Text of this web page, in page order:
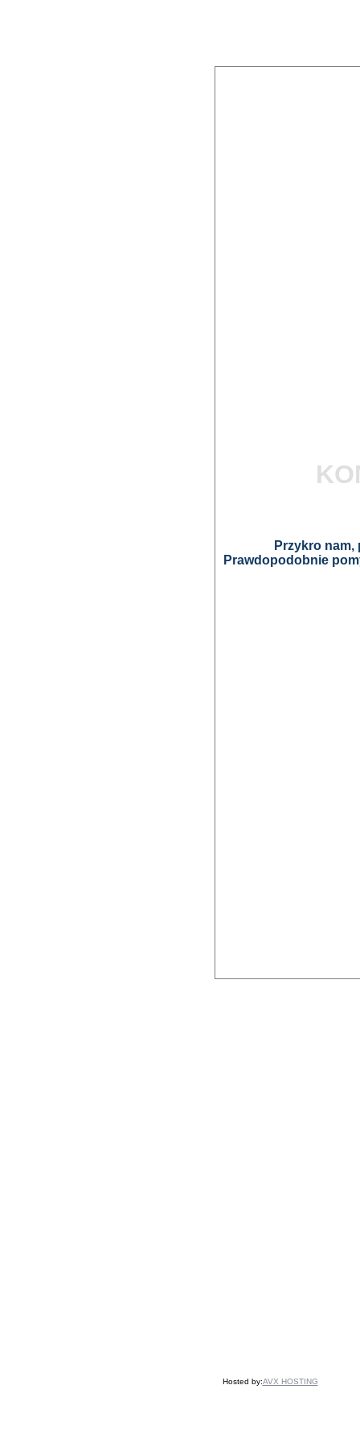
Przykro
Prawdopodobnie
Hosted by:AVX HOSTING